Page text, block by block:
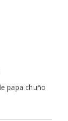
papa chuño